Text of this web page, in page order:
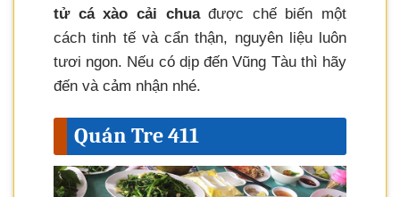
tử cá xào cải chuađược chế biến một
cách tinh tế và cẩn thận, nguyên liệu luôn
tươi ngon. Nếu có dịp đến Vũng Tàu thì hãy
đến và cảm nhận nhé.
Quán Tre 411